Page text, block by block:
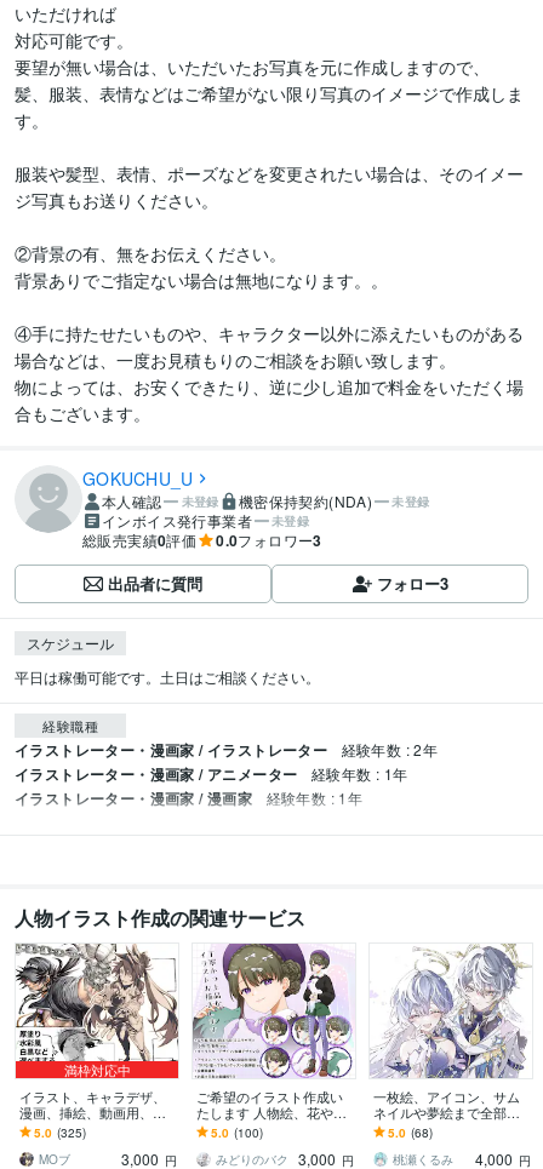
いただければ
対応可能です。
要望が無い場合は、いただいたお写真を元に作成しますので、
髪、服装、表情などはご希望がない限り写真のイメージで作成しま
す。
服装や髪型、表情、ポーズなどを変更されたい場合は、そのイメー
ジ写真もお送りください。
②背景の有、無をお伝えください。
背景ありでご指定ない場合は無地になります。。
④手に持たせたいものや、キャラクター以外に添えたいものがある
場合などは、一度お見積もりのご相談をお願い致します。
物によっては、お安くできたり、逆に少し追加で料金をいただく場
合もございます。
GOKUCHU_U
本人確認 未登録 機密保持契約(NDA) 未登録
インボイス発行事業者 未登録
総販売実績0評価 0.0フォロワー3
出品者に質問 フォロー3
スケジュール
平日は稼働可能です。土日はご相談ください。
経験職種
イラストレーター・漫画家 / イラストレーター 経験年数 : 2年
イラストレーター・漫画家 / アニメーター 経験年数 : 1年
イラストレーター・漫画家 / 漫画家 経験年数 : 1年
人物イラスト作成の関連サービス
満枠対応中
イラスト、キャラデザ、
漫画、挿絵、動画用、描
きます 少年少女、筋肉お
じさん、人外ケモノ獣
人、ご予算内、複数枚OK
5.0 (325)
MOブ
3,000 円
ご希望のイラスト作成い
たします 人物絵、花や小
物/キャラクターデザイ
ン、衣装デザイン可
5.0 (100)
みどりのバク
3,000 円
一枚絵、アイコン、サム
ネイルや夢絵まで全部描
きます ご相談だけでも◎
ゆるふわでキラキラした
イラストをお届けします
5.0 (68)
桃瀬くるみ
4,000 円